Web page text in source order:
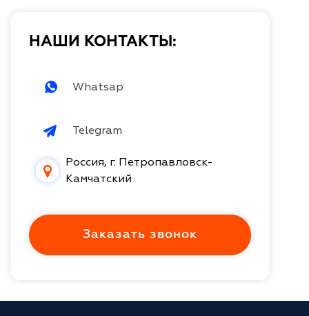
НАШИ КОНТАКТЫ:
Whatsap
Telegram
Россия, г. Петропавловск-
Камчатский
Заказать звонок